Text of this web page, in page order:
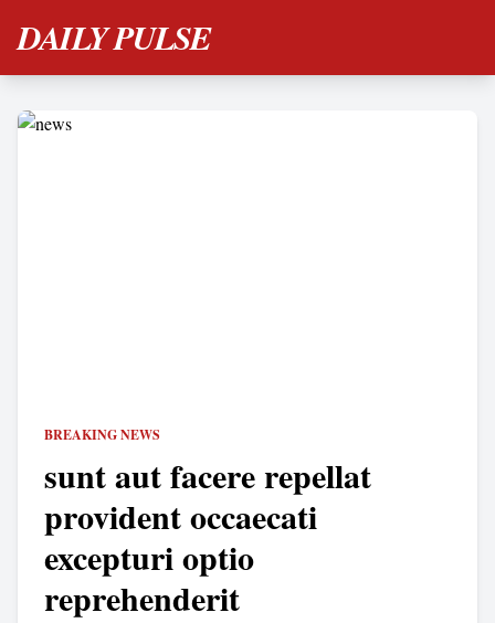
DAILY PULSE
BREAKING NEWS
sunt aut facere repellat
provident occaecati
excepturi optio
reprehenderit